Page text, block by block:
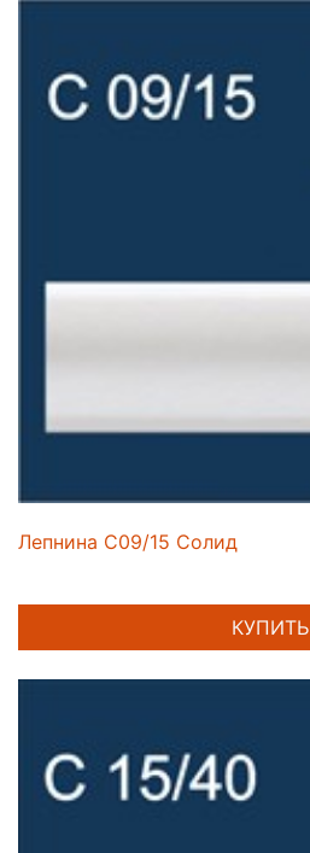
Лепнина C09/15 Солид
КУПИТЬ